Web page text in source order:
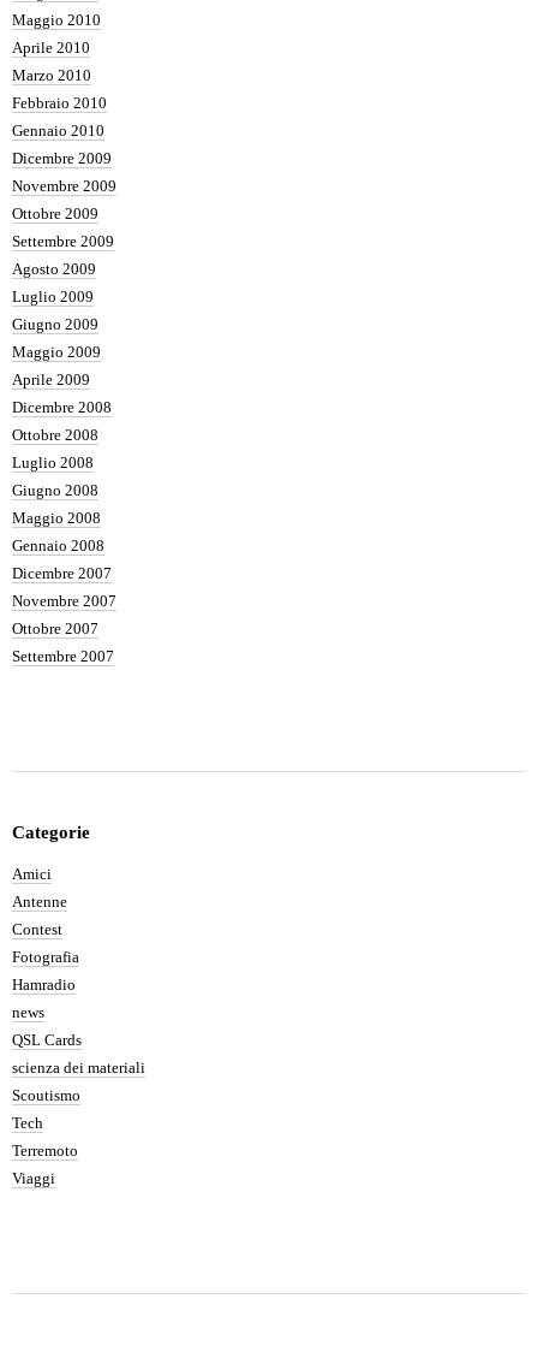
Maggio 2010
Aprile 2010
Marzo 2010
Febbraio 2010
Gennaio 2010
Dicembre 2009
Novembre 2009
Ottobre 2009
Settembre 2009
Agosto 2009
Luglio 2009
Giugno 2009
Maggio 2009
Aprile 2009
Dicembre 2008
Ottobre 2008
Luglio 2008
Giugno 2008
Maggio 2008
Gennaio 2008
Dicembre 2007
Novembre 2007
Ottobre 2007
Settembre 2007
Categorie
Amici
Antenne
Contest
Fotografia
Hamradio
news
QSL Cards
scienza dei materiali
Scoutismo
Tech
Terremoto
Viaggi